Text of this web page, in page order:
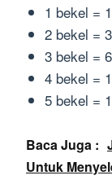
1 bekel =
2 bekel =
3 bekel =
4 bekel =
5 bekel =
Baca Juga :
Untuk